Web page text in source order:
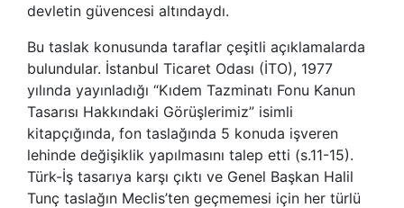
devletin güvencesi altındaydı.
Bu taslak konusunda taraflar çeşitli açıklamalarda
bulundular. İstanbul Ticaret Odası (İTO), 1977
yılında yayınladığı “Kıdem Tazminatı Fonu Kanun
Tasarısı Hakkındaki Görüşlerimiz” isimli
kitapçığında, fon taslağında 5 konuda işveren
lehinde değişiklik yapılmasını talep etti (s.11-15).
Türk-İş tasarıya karşı çıktı ve Genel Başkan Halil
Tunç taslağın Meclis’ten geçmemesi için her türlü